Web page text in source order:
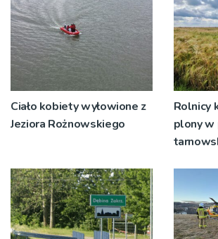
Ciało kobiety wyłowione z
Jeziora Rożnowskiego
Rolnicy
plony w